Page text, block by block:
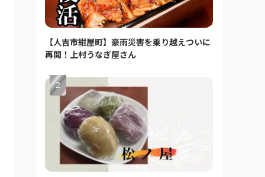
【人吉市紺屋町】豪雨災害を乗り越えついに
再開！上村うなぎ屋さん